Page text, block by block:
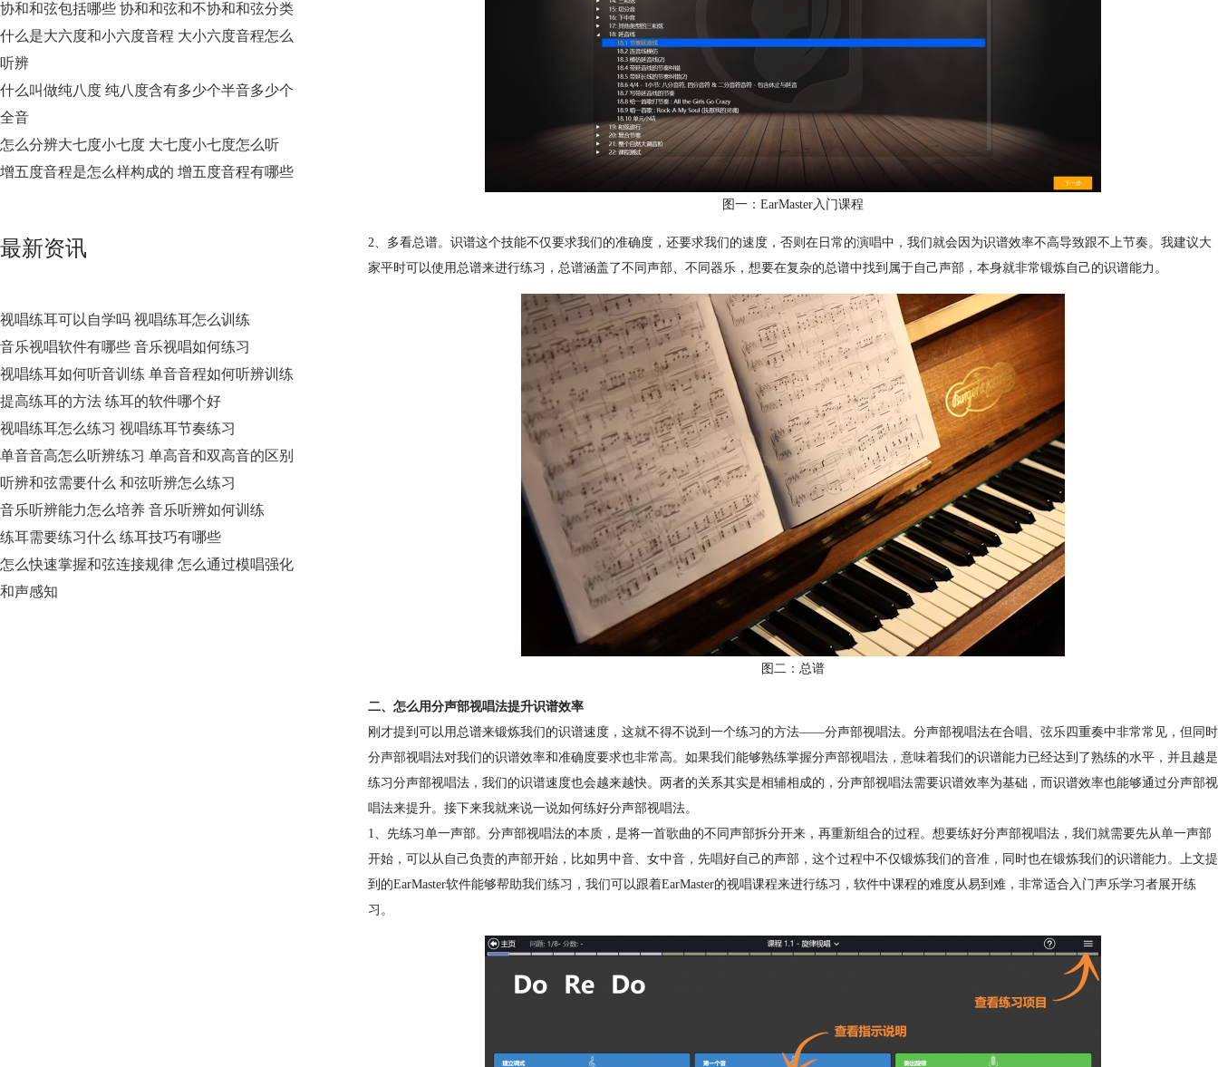
协和和弦包括哪些 协和和弦和不协和和弦分类
什么是大六度和小六度音程 大小六度音程怎么
听辨
什么叫做纯八度 纯八度含有多少个半音多少个
全音
怎么分辨大七度小七度 大七度小七度怎么听
增五度音程是怎么样构成的 增五度音程有哪些
最新资讯
视唱练耳可以自学吗 视唱练耳怎么训练
音乐视唱软件有哪些 音乐视唱如何练习
视唱练耳如何听音训练 单音音程如何听辨训练
提高练耳的方法 练耳的软件哪个好
视唱练耳怎么练习 视唱练耳节奏练习
单音音高怎么听辨练习 单高音和双高音的区别
听辨和弦需要什么 和弦听辨怎么练习
音乐听辨能力怎么培养 音乐听辨如何训练
练耳需要练习什么 练耳技巧有哪些
怎么快速掌握和弦连接规律 怎么通过模唱强化
和声感知
图一：EarMaster入门课程
2、多看总谱。识谱这个技能不仅要求我们的准确度，还要求我们的速度，否则在日常的演唱中，我们就会因为识谱效率不高导致跟不上节奏。我建议大
家平时可以使用总谱来进行练习，总谱涵盖了不同声部、不同器乐，想要在复杂的总谱中找到属于自己声部，本身就非常锻炼自己的识谱能力。
图二：总谱
二、怎么用分声部视唱法提升识谱效率
刚才提到可以用总谱来锻炼我们的识谱速度，这就不得不说到一个练习的方法——分声部视唱法。分声部视唱法在合唱、弦乐四重奏中非常常见，但同时
分声部视唱法对我们的识谱效率和准确度要求也非常高。如果我们能够熟练掌握分声部视唱法，意味着我们的识谱能力已经达到了熟练的水平，并且越是
练习分声部视唱法，我们的识谱速度也会越来越快。两者的关系其实是相辅相成的，分声部视唱法需要识谱效率为基础，而识谱效率也能够通过分声部视
唱法来提升。接下来我就来说一说如何练好分声部视唱法。
1、先练习单一声部。分声部视唱法的本质，是将一首歌曲的不同声部拆分开来，再重新组合的过程。想要练好分声部视唱法，我们就需要先从单一声部
开始，可以从自己负责的声部开始，比如男中音、女中音，先唱好自己的声部，这个过程中不仅锻炼我们的音准，同时也在锻炼我们的识谱能力。上文提
到的EarMaster软件能够帮助我们练习，我们可以跟着EarMaster的视唱课程来进行练习，软件中课程的难度从易到难，非常适合入门声乐学习者展开练
习。